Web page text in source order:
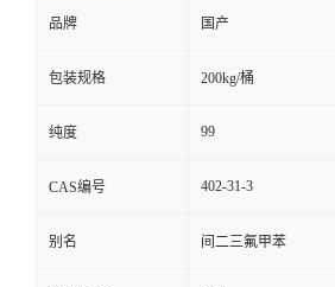
品牌 国产
包装规格 200kg/桶
纯度 99
CAS编号 402-31-3
别名 间二三氟甲苯